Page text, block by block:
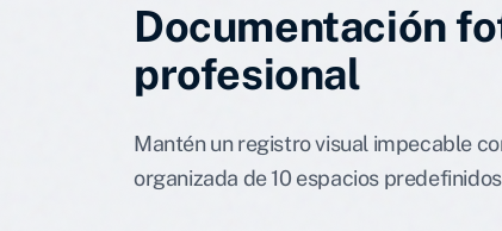
Documentación
profesional
Mantén un registro visual impecable
organizada de 10 espacios